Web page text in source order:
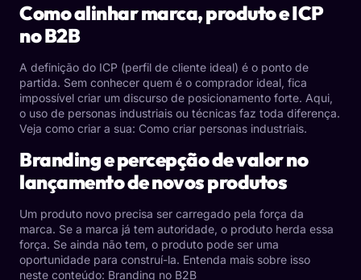
Como alinhar marca, produto e ICP
no B2B
A definição do ICP (perfil de cliente ideal) é o ponto de
partida. Sem conhecer quem é o comprador ideal, fica
impossível criar um discurso de posicionamento forte. Aqui,
o uso de personas industriais ou técnicas faz toda diferença.
Veja como criar a sua: Como criar personas industriais.
Branding e percepção de valor no
lançamento de novos produtos
Um produto novo precisa ser carregado pela força da
marca. Se a marca já tem autoridade, o produto herda essa
força. Se ainda não tem, o produto pode ser uma
oportunidade para construí-la. Entenda mais sobre isso
neste conteúdo: Branding no B2B